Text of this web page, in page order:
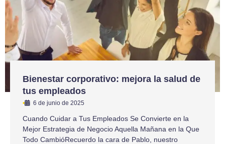
Bienestar corporativo: mejora la salud de
tus empleados
• 6 de junio de 2025
Cuando Cuidar a Tus Empleados Se Convierte en la
Mejor Estrategia de Negocio Aquella Mañana en la Que
Todo CambióRecuerdo la cara de Pablo, nuestro